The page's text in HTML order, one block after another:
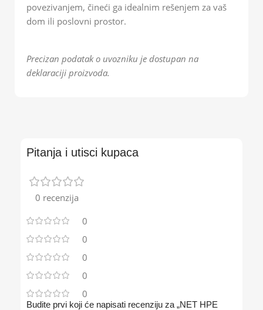
povezivanjem, čineći ga idealnim rešenjem za vaš
dom ili poslovni prostor.
Precizan podatak o uvozniku je dostupan na
deklaraciji proizvoda.
Pitanja i utisci kupaca
0 recenzija
0
0
0
0
0
Budite prvi koji će napisati recenziju za „NET HPE